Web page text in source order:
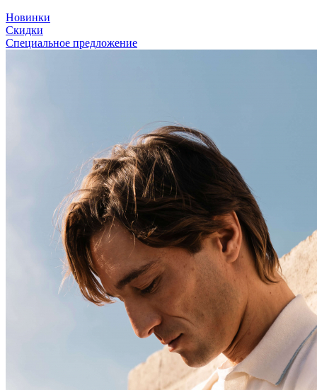
Новинки
Скидки
Специальное предложение